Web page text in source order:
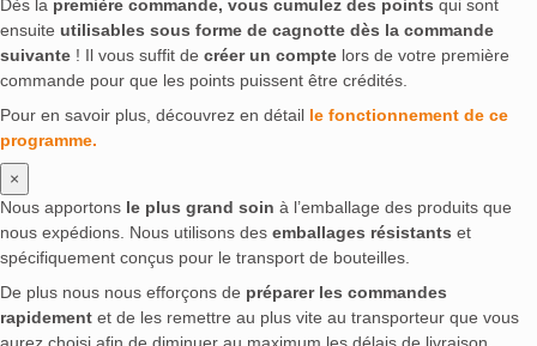
Dès la première commande, vous cumulez des points qui sont
ensuite utilisables sous forme de cagnotte dès la commande
suivante ! Il vous suffit de créer un compte lors de votre première
commande pour que les points puissent être crédités.
Pour en savoir plus, découvrez en détail le fonctionnement de ce
programme.
×
Nous apportons le plus grand soin à l’emballage des produits que
nous expédions. Nous utilisons des emballages résistants et
spécifiquement conçus pour le transport de bouteilles.
De plus nous nous efforçons de préparer les commandes
rapidement et de les remettre au plus vite au transporteur que vous